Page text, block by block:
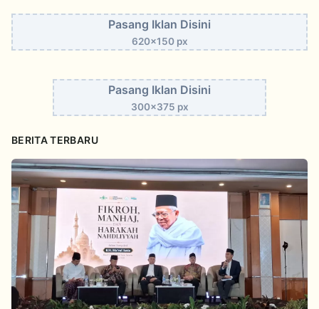
Pasang Iklan Disini
620x150 px
Pasang Iklan Disini
300x375 px
BERITA TERBARU